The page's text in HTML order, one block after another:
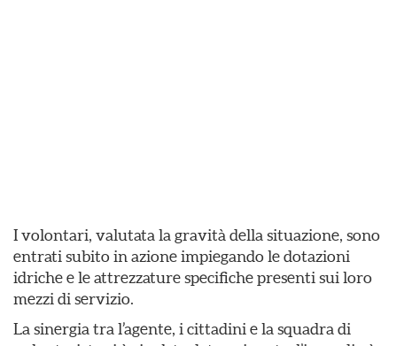
I volontari, valutata la gravità della situazione, sono
entrati subito in azione impiegando le dotazioni
idriche e le attrezzature specifiche presenti sui loro
mezzi di servizio.
​La sinergia tra l’agente, i cittadini e la squadra di